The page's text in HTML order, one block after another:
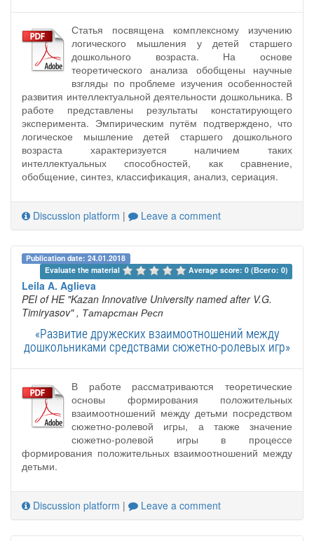
Статья посвящена комплексному изучению
логического мышления у детей старшего
дошкольного возраста. На основе
теоретического анализа обобщены научные
взгляды по проблеме изучения особенностей
развития интеллектуальной деятельности дошкольника. В
работе представлены результаты констатирующего
эксперимента. Эмпирическим путём подтверждено, что
логическое мышление детей старшего дошкольного
возраста характеризуется наличием таких
интеллектуальных способностей, как сравнение,
обобщение, синтез, классификация, анализ, сериация.
Discussion platform | Leave a comment
Publication date: 24.01.2018
Evaluate the material
Average score: 0 (Всего: 0)
Leila A. Aglieva
PEI of HE "Kazan Innovative University named after V.G.
Timiryasov" , Татарстан Респ
«Развитие дружеских взаимоотношений между
дошкольниками средствами сюжетно-ролевых игр»
В работе рассматриваются теоретические
основы формирования положительных
взаимоотношений между детьми посредством
сюжетно-ролевой игры, а также значение
сюжетно-ролевой игры в процессе
формирования положительных взаимоотношений между
детьми.
Discussion platform | Leave a comment